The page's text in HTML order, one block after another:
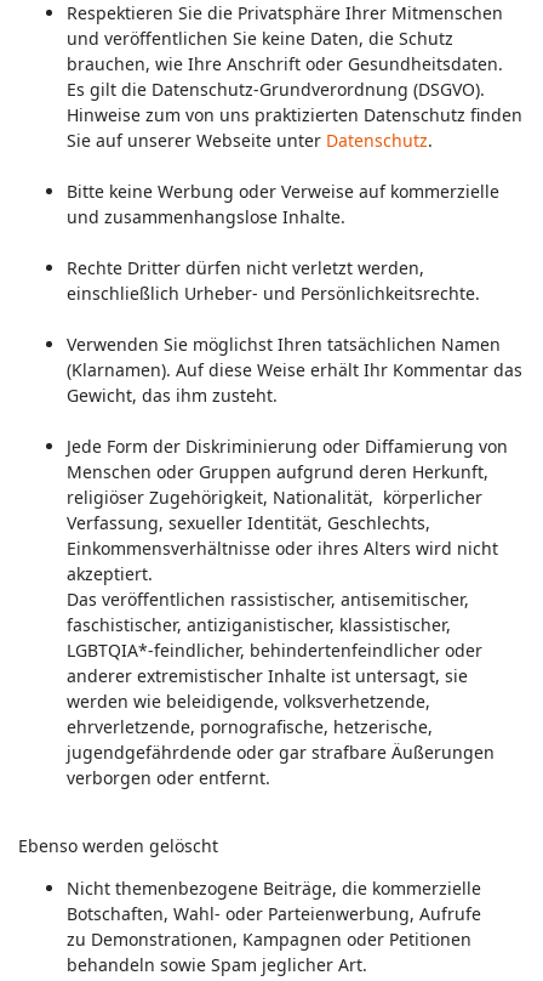
Respektieren Sie die Privatsphäre Ihrer Mitmenschen
und veröffentlichen Sie keine Daten, die Schutz
brauchen, wie Ihre Anschrift oder Gesundheitsdaten.
Es gilt die Datenschutz-Grundverordnung (DSGVO).
Hinweise zum von uns praktizierten Datenschutz finden
Sie auf unserer Webseite unter Datenschutz.
Bitte keine Werbung oder Verweise auf kommerzielle
und zusammenhangslose Inhalte.
Rechte Dritter dürfen nicht verletzt werden,
einschließlich Urheber- und Persönlichkeitsrechte.
Verwenden Sie möglichst Ihren tatsächlichen Namen
(Klarnamen). Auf diese Weise erhält Ihr Kommentar das
Gewicht, das ihm zusteht.
Jede Form der Diskriminierung oder Diffamierung von
Menschen oder Gruppen aufgrund deren Herkunft,
religiöser Zugehörigkeit, Nationalität, körperlicher
Verfassung, sexueller Identität, Geschlechts,
Einkommensverhältnisse oder ihres Alters wird nicht
akzeptiert.
Das veröffentlichen rassistischer, antisemitischer,
faschistischer, antiziganistischer, klassistischer,
LGBTQIA*-feindlicher, behindertenfeindlicher oder
anderer extremistischer Inhalte ist untersagt, sie
werden wie beleidigende, volksverhetzende,
ehrverletzende, pornografische, hetzerische,
jugendgefährdende oder gar strafbare Äußerungen
verborgen oder entfernt.
Ebenso werden gelöscht
Nicht themenbezogene Beiträge, die kommerzielle
Botschaften, Wahl- oder Parteienwerbung, Aufrufe
zu Demonstrationen, Kampagnen oder Petitionen
behandeln sowie Spam jeglicher Art.